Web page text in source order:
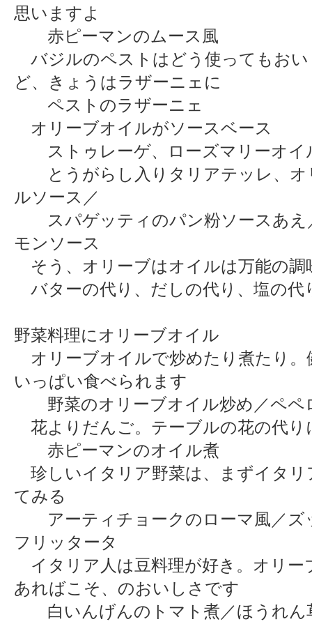
思いますよ
赤ピーマンのムース風
バジルのペストはどう使ってもお
ど、きょうはラザーニェに
ペストのラザーニェ
オリーブオイルがソースベース
ストゥレーゲ、ローズマリーオイ
とうがらし入りタリアテッレ、オ
ルソース／
スパゲッティのパン粉ソースあえ
モンソース
そう、オリーブはオイルは万能の調
バターの代り、だしの代り、塩の代
野菜料理にオリーブオイル
オリーブオイルで炒めたり煮たり。
いっぱい食べられます
野菜のオリーブオイル炒め／ペペ
花よりだんご。テーブルの花の代り
赤ピーマンのオイル煮
珍しいイタリア野菜は、まずイタリ
てみる
アーティチョークのローマ風／ズ
フリッタータ
イタリア人は豆料理が好き。オリー
あればこそ、のおいしさです
白いんげんのトマト煮／ほうれん